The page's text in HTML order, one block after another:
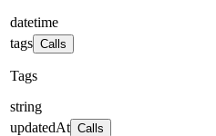
datetime
tags Calls
Tags
string
updatedAt Calls